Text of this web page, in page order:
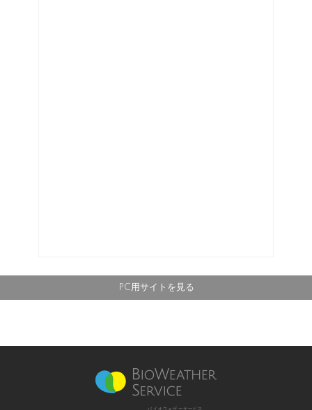
PC用サイトを見る
バイオウェザーサービス